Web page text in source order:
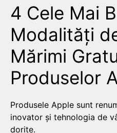
4 Cele Mai
Modalități
Mărimi
Produselor
Produsele Apple sunt
inovator și tehnologia de
dorite.